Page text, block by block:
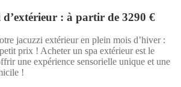
: à partir de 3290 €
jacuzzi extérieur en plein mois d’hiver :
prix ! Acheter un spa extérieur est le
une expérience sensorielle unique et une
!